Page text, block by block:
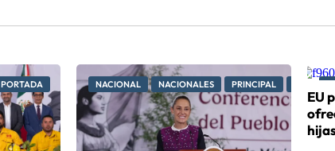
PORTADA NACIONAL NACIONALES PRINCIPAL
EU